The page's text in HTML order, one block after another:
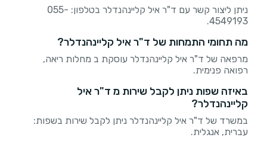
ניתן ליצור קשר עם ד"ר איל קליינהנדלר בטלפון: 055-
4549193.
מה תחומי התמחות של ד"ר איל קליינהנדלר?
מרפאה של ד"ר איל קליינהנדלר עוסקת ב מחלות ריאה,
רפואה פנימית.
באיזה שפות ניתן לקבל שירות מ ד"ר איל
קליינהנדלר?
במשרד של ד"ר איל קליינהנדלר ניתן לקבל שירות בשפות:
עברית, אנגלית.